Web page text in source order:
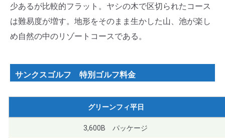
少あるが比較的フラット。ヤシの木で区切られたコース
は難易度が増す。地形をそのまま生かした山、池が楽し
め自然の中のリゾートコースである。
サンクスゴルフ 特別ゴルフ料金
グリーンフィ平日
3,600B パッケージ